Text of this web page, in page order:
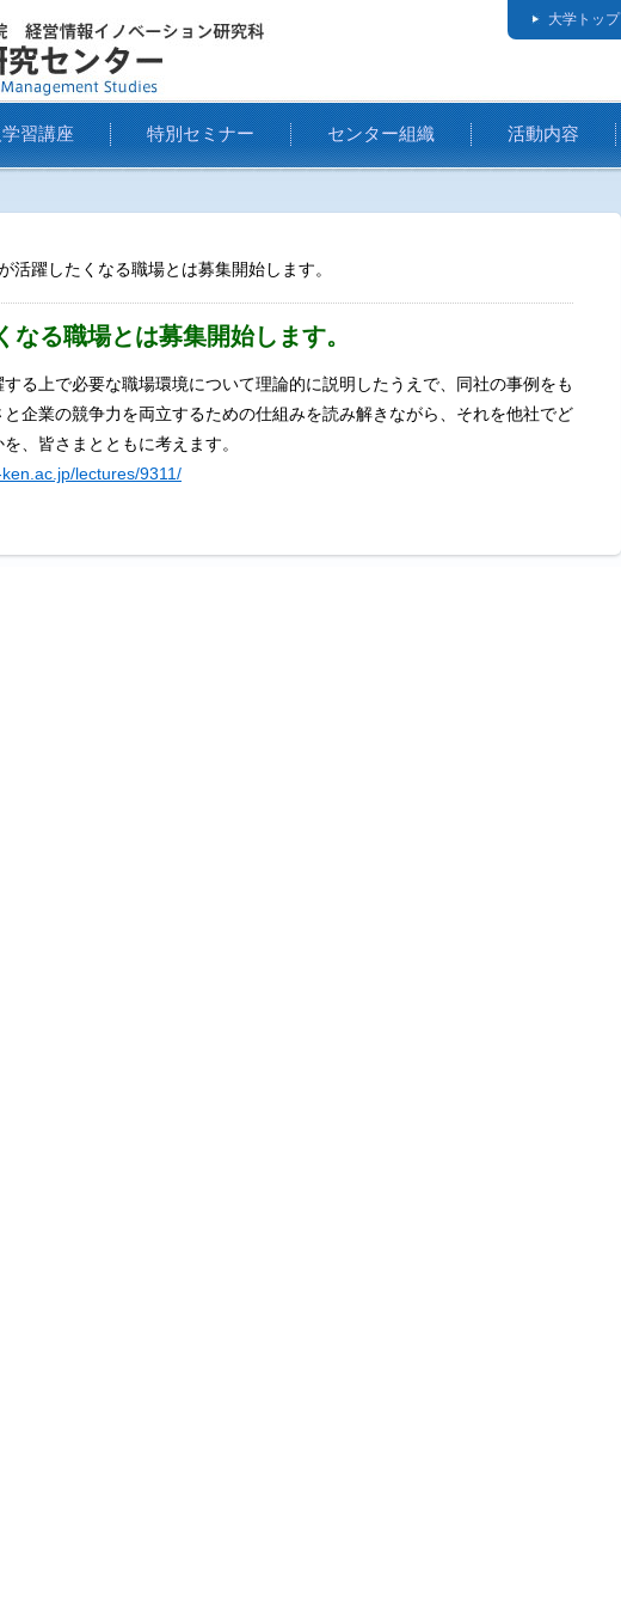
大学トップ
習講座 特別セミナー センター組織 活動内容
活躍したくなる職場とは募集開始します。
なる職場とは募集開始します。
る上で必要な職場環境について理論的に説明したうえで、同社の事例をも
企業の競争力を両立するための仕組みを読み解きながら、それを他社でど
、皆さまとともに考えます。
lectures/9311/